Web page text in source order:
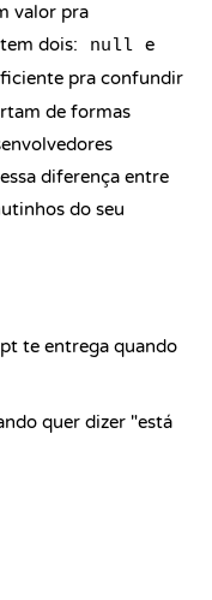
valor pra
dois:
null e
pra confundir
de formas
diferença entre
do seu
te entrega quando
quer dizer "está